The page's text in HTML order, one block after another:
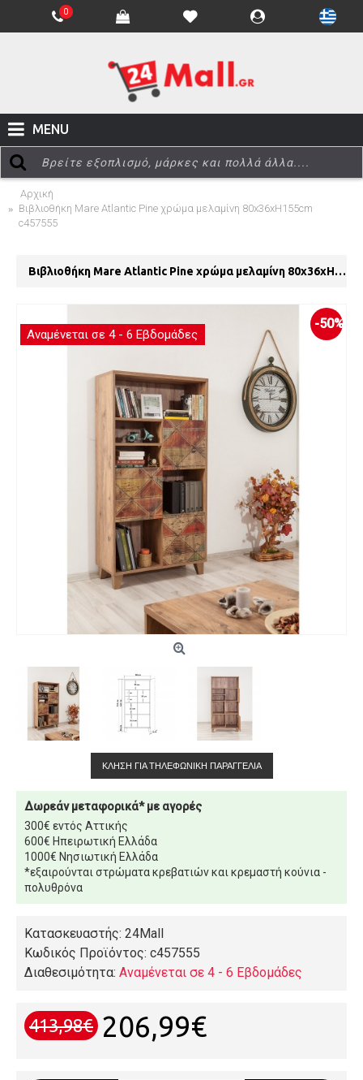
0
MENU
Αρχική
Βιβλιοθήκη Mare Atlantic Pine χρώμα μελαμίνη 80x36xH155cm
c457555
Βιβλιοθήκη Mare Atlantic Pine χρώμα μελαμίνη 80x36xH155cm c457555
-50%
Αναμένεται σε 4 - 6 Εβδομάδες
ΚΛΉΣΗ ΓΙΑ ΤΗΛΕΦΩΝΙΚΉ ΠΑΡΑΓΓΕΛΊΑ
Δωρεάν μεταφορικά* με αγορές
300€ εντός Αττικής
600€ Ηπειρωτική Ελλάδα
1000€ Νησιωτική Ελλάδα
*εξαιρούνται στρώματα κρεβατιών και κρεμαστή κούνια -
πολυθρόνα
Κατασκευαστής: 24Mall
Κωδικός Προϊόντος: c457555
Διαθεσιμότητα: Αναμένεται σε 4 - 6 Εβδομάδες
413,98€ 206,99€